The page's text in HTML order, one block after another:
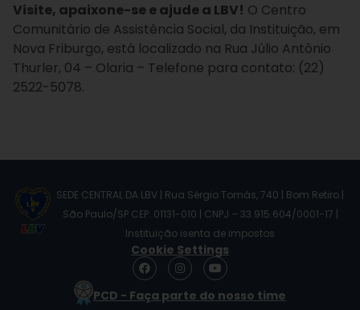
Visite, apaixone-se e ajude a LBV! O Centro
Comunitário de Assistência Social, da Instituição, em
Nova Friburgo, está localizado na Rua Júlio Antônio
Thurler, 04 – Olaria – Telefone para contato: (22)
2522-5078.
SEDE CENTRAL DA LBV | Rua Sérgio Tomás, 740 | Bom Retiro |
São Paulo/SP CEP: 01131-010 | CNPJ – 33.915.604/0001-17 |
Instituição isenta de impostos
Cookie Settings
F
a
e
I
n
s
t
Y
o
t
PCD - Faça parte do nosso time